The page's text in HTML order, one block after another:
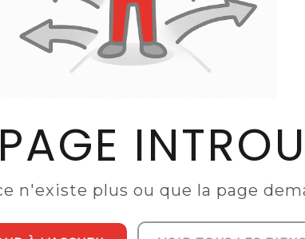
n'existe plus ou que la page